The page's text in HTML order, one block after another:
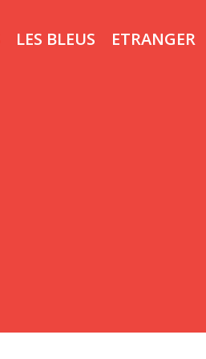
LES BLEUS ETRANGER